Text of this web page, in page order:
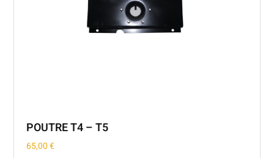
POUTRE T4 – T5
65,00€